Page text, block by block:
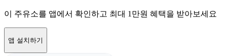
이 주유소를 앱에서 확인하고 최대 1만원 혜택을 받아보세요
앱 설치하기